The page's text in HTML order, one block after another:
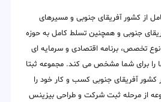
از کشور آفریقای جنوبی و مسیرهای
جنوبی و همچنین تسلط کامل به حوزه
تخصص، برنامه اقتصادی و سرمایه ای
را برای شما مشخص می کند. مجموعه ثبتا
آفریقای جنوبی کسب و کار خود را
از مرحله ثبت شرکت و طراحی بیزینس